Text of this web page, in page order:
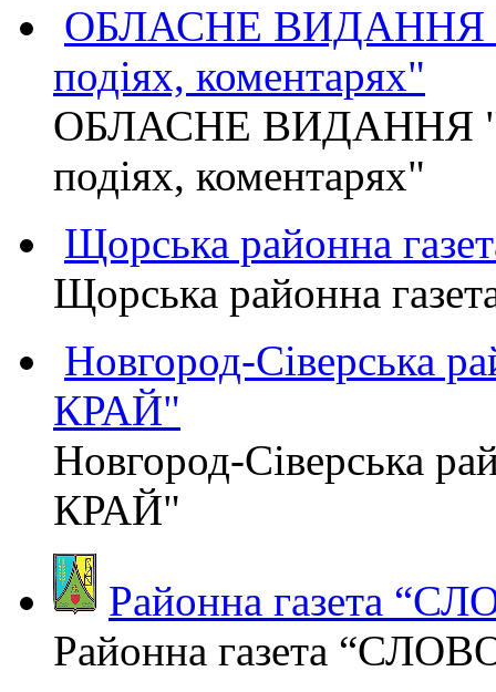
ОБЛАСНЕ ВИДАННЯ
подіях, коментарях"
ОБЛАСНЕ ВИДАННЯ
подіях, коментарях"
Щорська районна
Щорська районна
Новгород-Сіверська
КРАЙ"
Новгород-Сіверська
КРАЙ"
Районна газета
Районна газета